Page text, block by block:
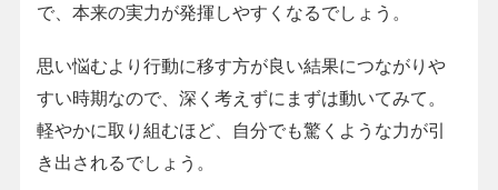
で、本来の実力が発揮しやすくなるでしょう。
思い悩むより行動に移す方が良い結果につながりや
すい時期なので、深く考えずにまずは動いてみて。
軽やかに取り組むほど、自分でも驚くような力が引
き出されるでしょう。